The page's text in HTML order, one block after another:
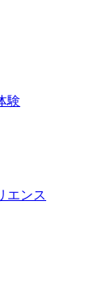
験
エンス